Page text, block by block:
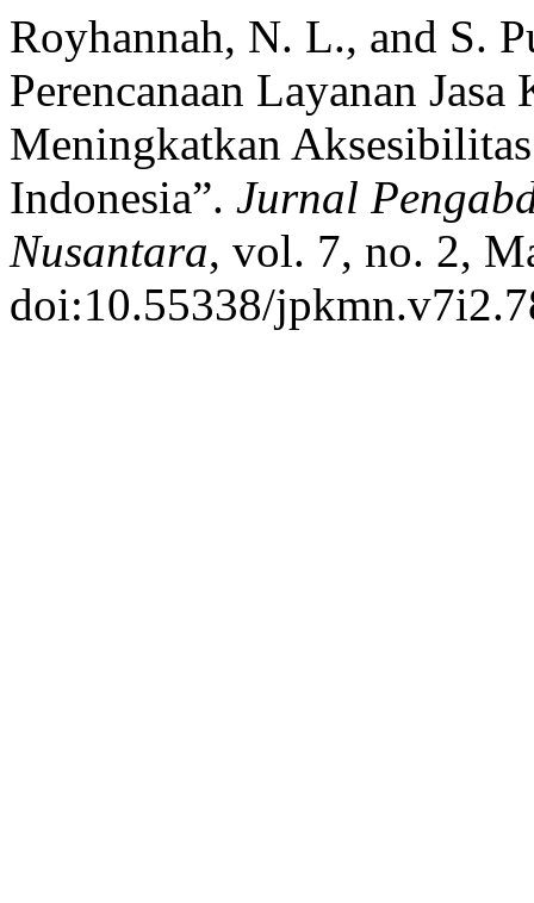
Royhannah, N. L., and S.
Perencanaan Layanan
Meningkatkan
Indonesia”. Jurnal
Nusantara, vol. 7, no. 2,
doi:10.55338/